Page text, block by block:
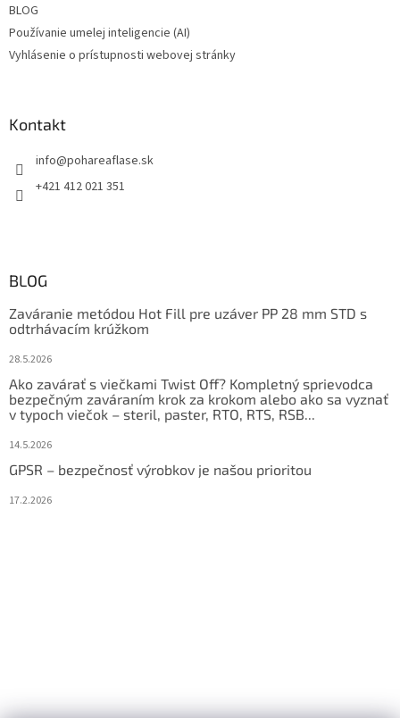
BLOG
Používanie umelej inteligencie (AI)
Vyhlásenie o prístupnosti webovej stránky
Kontakt
info@pohareaflase.sk
+421 412 021 351
BLOG
Zaváranie metódou Hot Fill pre uzáver PP 28 mm STD s
odtrhávacím krúžkom
28.5.2026
Ako zavárať s viečkami Twist Off? Kompletný sprievodca
bezpečným zaváraním krok za krokom alebo ako sa vyznať
v typoch viečok – steril, paster, RTO, RTS, RSB...
14.5.2026
GPSR – bezpečnosť výrobkov je našou prioritou
17.2.2026